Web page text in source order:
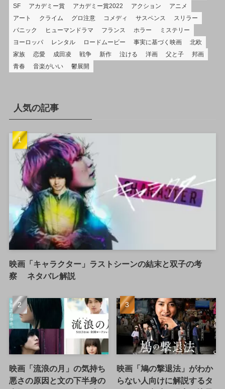
SF
アカデミー賞 アカデミー賞2022 アクション
アニメ
アート
クライム グロ注意 コメディ サスペンス
スリラー
パニック
ヒューマンドラマ フランス ホラー
ミステリー
ヨーロッパ
レンタル ロードムービー 事実に基づく映画
北欧
家族
恋愛 成田凌 戦争 新作 泣ける 洋画 父と子
邦画
青春
音楽がいい 鬱展開
人気の記事
映画「キャラクター」ラストシーンの結末と双子の考
察 ネタバレ解説
映画「流浪の月」の気持ち
悪さの原因と文の下半身の
映画「鳩の撃退法」がわか
らない人向けに解説するタ